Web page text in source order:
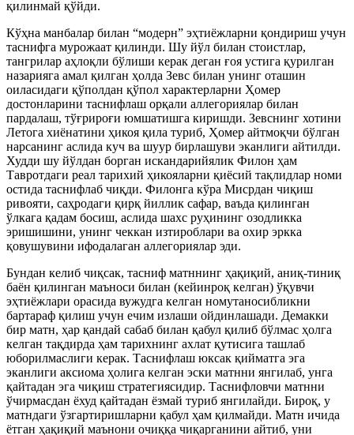
қилинмай қўйди.
Кўҳна манбалар билан “модерн” эҳтиёжларни қондириш учун
таснифга мурожаат қилинди. Шу йўл билан стоистлар,
тангрилар аҳлоқли бўлиши керак деган ғоя устига қурилган
назарияга амал қилган ҳолда Зевс билан унинг оташин
оиласидаги қўполдан қўпол характерларни Ҳомер
достонларини таснифлаш орқали аллегориялар билан
пардалаш, тўғрироғи юмшатишга киришди. Зевснинг хотини
Летога хиёнатини ҳикоя қила туриб, Ҳомер айтмоқчи бўлган
нарсанинг аслида куч ва шуур бирлашуви эканлиги айтилди.
Худди шу йўлдан борган искандарийялик Филон ҳам
Тавротдаги реал тарихий ҳикояларни қиёсий тақлидлар номи
остида таснифлаб чиқди. Филонга кўра Мисрдан чиқиш
ривояти, саҳродаги қирқ йиллик сафар, ваъда қилинган
ўлкага қадам босиш, аслида шахс руҳининг озодликка
эришишини, унинг чеккан изтироблари ва охир эркка
қовушувини ифодалаган аллегориялар эди.
Бундан келиб чиқсак, тасниф матннинг ҳақиқий, аниқ-тиниқ
баён қилинган маъноси билан (кейинроқ келган) ўқувчи
эҳтиёжлари орасида вужудга келган номутаносибликни
бартараф қилиш учун ечим излаши ойдинлашади. Демакки
бир матн, ҳар қандай сабаб билан қабул қилиб бўлмас ҳолга
келган тақдирда ҳам тарихнинг ахлат қутисига ташлаб
юборилмаслиги керак. Таснифлаш юксак қийматга эга
эканлиги аксиома ҳолига келган эски матнни янгилаб, унга
қайтадан эга чиқиш стратегиясидир. Таснифловчи матнни
ўчирмасдан ёхуд қайтадан ёзмай туриб янгилайди. Бироқ, у
матндаги ўзгартиришларни қабул ҳам қилмайди. Матн ичида
ётган ҳақиқий маънони очиққа чиқарганини айтиб, уни